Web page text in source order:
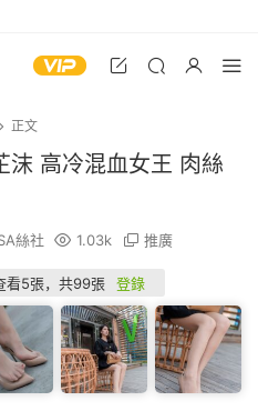
正文
高冷混血女王 肉絲
絲社 1.03k 推廣
看5張，共99張 登錄